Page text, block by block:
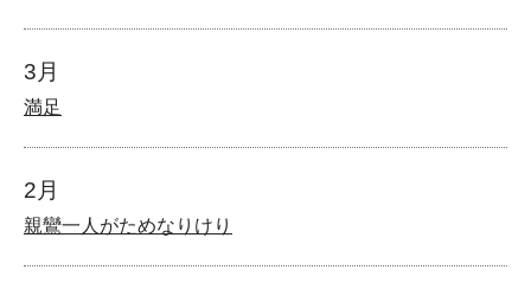
3月
満足
2月
親鸞一人がためなりけり